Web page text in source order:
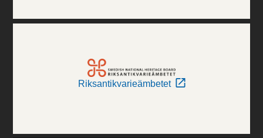
Riksantikvarieämbetet